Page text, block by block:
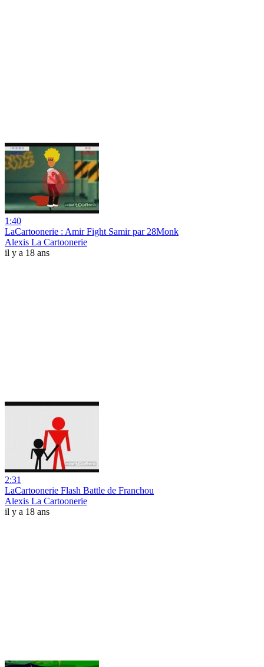
1:40
LaCartoonerie : Amir Fight Samir par 28Monk
Alexis La Cartoonerie
il y a 18 ans
2:31
LaCartoonerie Flash Battle de Franchou
Alexis La Cartoonerie
il y a 18 ans